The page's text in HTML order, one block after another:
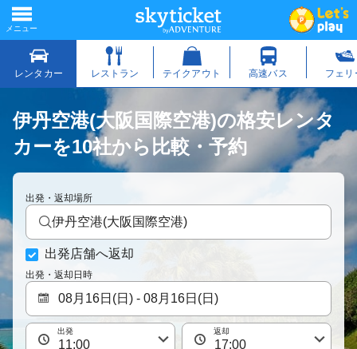
伊丹空港(大阪国際空港)の格安レンタ
カーを10社から比較・予約
出発・返却場所
伊丹空港(大阪国際空港)
出発店舗へ返却
出発・返却日時
出発 返却